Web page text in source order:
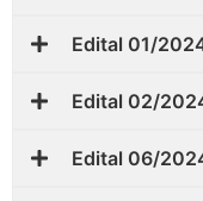
Edital 01/
Edital 02/
Edital 06/